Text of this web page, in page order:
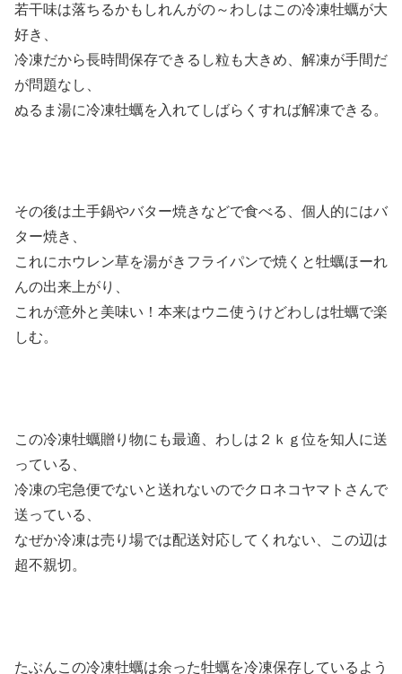
若干味は落ちるかもしれんがの～わしはこの冷凍牡蠣が大
好き、
冷凍だから長時間保存できるし粒も大きめ、解凍が手間だ
が問題なし、
ぬるま湯に冷凍牡蠣を入れてしばらくすれば解凍できる。
その後は土手鍋やバター焼きなどで食べる、個人的にはバ
ター焼き、
これにホウレン草を湯がきフライパンで焼くと牡蠣ほーれ
んの出来上がり、
これが意外と美味い！本来はウニ使うけどわしは牡蠣で楽
しむ。
この冷凍牡蠣贈り物にも最適、わしは２ｋｇ位を知人に送
っている、
冷凍の宅急便でないと送れないのでクロネコヤマトさんで
送っている、
なぜか冷凍は売り場では配送対応してくれない、この辺は
超不親切。
たぶんこの冷凍牡蠣は余った牡蠣を冷凍保存しているよう